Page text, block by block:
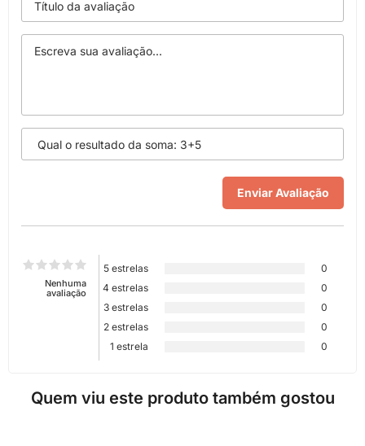
Nenhuma
avaliação
5 estrelas
0
4 estrelas
0
3 estrelas
0
2 estrelas
0
1 estrela
0
Quem viu este produto também gostou